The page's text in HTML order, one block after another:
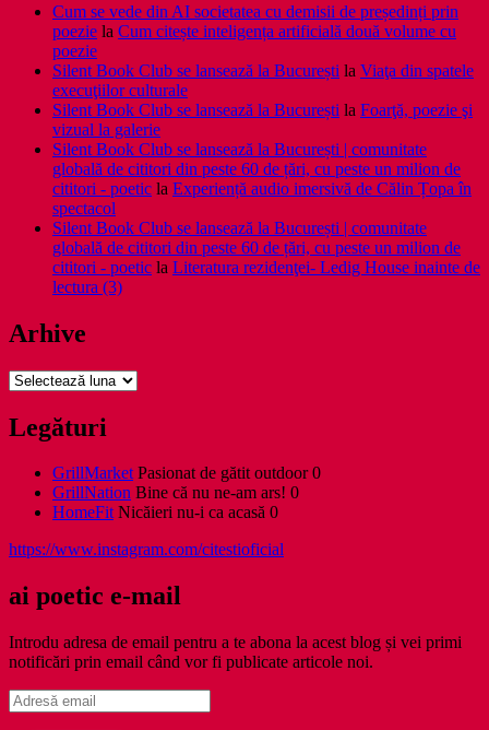
Cum se vede din AI societatea cu demisii de președinți prin
poezie la Cum citește inteligența artificială două volume cu
poezie
Silent Book Club se lansează la București la Viaţa din spatele
execuţiilor culturale
Silent Book Club se lansează la București la Foarţă, poezie şi
vizual la galerie
Silent Book Club se lansează la București | comunitate
globală de cititori din peste 60 de țări, cu peste un milion de
cititori - poetic la Experiență audio imersivă de Călin Țopa în
spectacol
Silent Book Club se lansează la București | comunitate
globală de cititori din peste 60 de țări, cu peste un milion de
cititori - poetic la Literatura rezidenţei- Ledig House inainte de
lectura (3)
Arhive
Arhive
Legături
GrillMarketPasionat de gătit outdoor 0
GrillNation Bine că nu ne-am ars! 0
HomeFitNicăieri nu-i ca acasă 0
https://www.instagram.com/citestioficial
ai poetic e-mail
Introdu adresa de email pentru a te abona la acest blog și vei primi
notificări prin email când vor fi publicate articole noi.
Adresă
email